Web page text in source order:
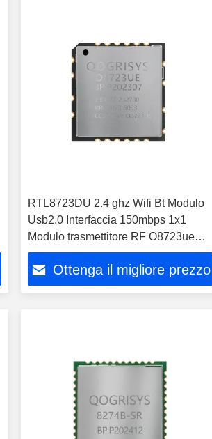
RTL8723DU 2.4 ghz Wifi Bt Modulo
Usb2.0 Interfaccia 150mbps 1x1
Modulo trasmettitore RF O8723ue
Bluetooth
Ottenga il migliore prezzo